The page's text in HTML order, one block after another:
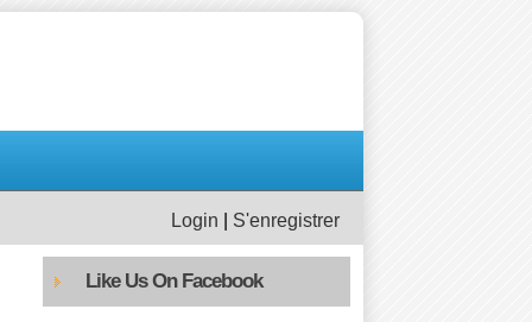
Login S'enregistrer
Like Us On Facebook